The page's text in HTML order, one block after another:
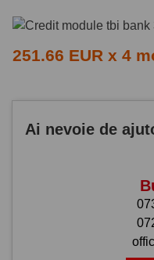
251.66 EUR x 4
Ai nevoie de